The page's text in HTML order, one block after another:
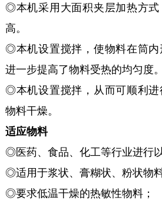
◎本机采用大面积夹层加热方
高。
◎本机设置搅拌，使物料在筒内
进一步提高了物料受热的均匀度。
◎本机设置搅拌，从而可顺利进
物料干燥。
适应物料
◎医药、食品、化工等行业进行
◎适用于浆状、膏糊状、粉状物料
◎要求低温干燥的热敏性物料；